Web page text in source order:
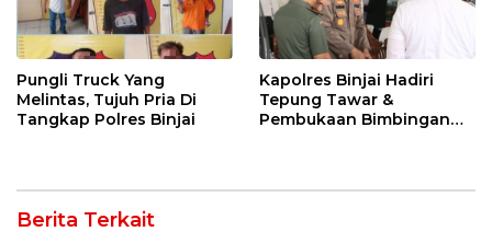
Pungli Truck Yang
Melintas, Tujuh Pria Di
Tangkap Polres Binjai
Kapolres Binjai Hadiri
Tepung Tawar &
Pembukaan Bimbingan
Berita Terkait